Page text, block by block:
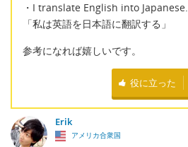
・I translate English into Japanese.
「私は英語を日本語に翻訳する」
参考になれば嬉しいです。
役に立った
Erik
アメリカ合衆国